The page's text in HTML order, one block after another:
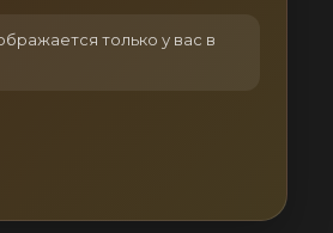
только у вас в